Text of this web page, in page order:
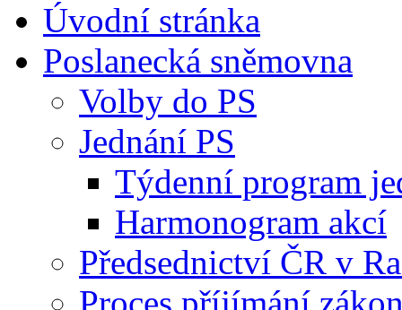
Úvodní stránka
Poslanecká sněmovna
Volby do PS
Jednání PS
Týdenní program
Harmonogram akcí
Předsednictví ČR v